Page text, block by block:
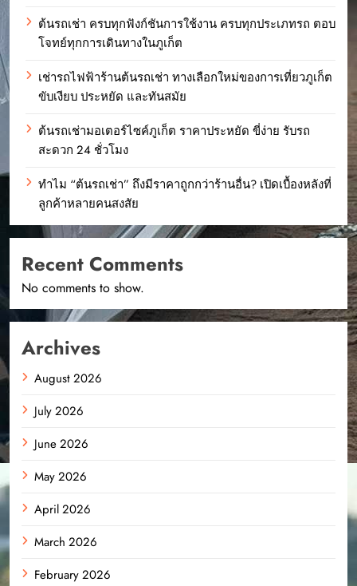
ต้นรถเช่า ครบทุกฟังก์ชันการใช้งาน ครบทุกประเภทรถ ตอบ
โจทย์ทุกการเดินทางในภูเก็ต
เช่ารถไฟฟ้าร้านต้นรถเช่า ทางเลือกใหม่ของการเที่ยวภูเก็ต
ขับเงียบ ประหยัด และทันสมัย
ต้นรถเช่ามอเตอร์ไซค์ภูเก็ต ราคาประหยัด ขี่ง่าย รับรถ
สะดวก 24 ชั่วโมง
ทำไม “ต้นรถเช่า” ถึงมีราคาถูกกว่าร้านอื่น? เปิดเบื้องหลังที่
ลูกค้าหลายคนสงสัย
Recent Comments
No comments to show.
Archives
August 2026
July 2026
June 2026
May 2026
April 2026
March 2026
February 2026